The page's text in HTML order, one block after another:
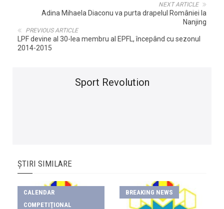
NEXT ARTICLE
Adina Mihaela Diaconu va purta drapelul României la
Nanjing
PREVIOUS ARTICLE
LPF devine al 30-lea membru al EPFL, începând cu sezonul
2014-2015
Sport Revolution
ȘTIRI SIMILARE
CALENDAR
COMPETIŢIONAL
BREAKING NEWS